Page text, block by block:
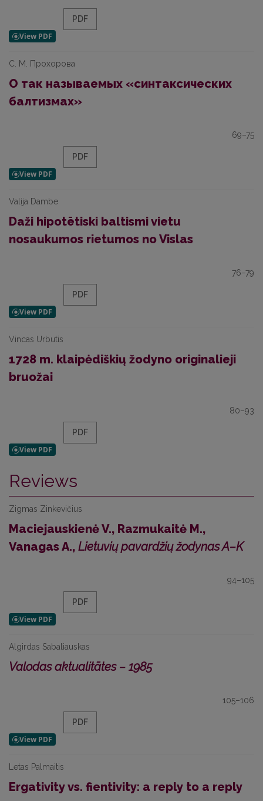
PDF
С. М. Прохорова
О так называемых «синтаксических
балтизмах»
69–75
PDF
Valija Dambe
Daži hipotētiski baltismi vietu
nosaukumos rietumos no Vislas
76–79
PDF
Vincas Urbutis
1728 m. klaipėdiškių žodyno originalieji
bruožai
80–93
PDF
Reviews
Zigmas Zinkevičius
Maciejauskienė V., Razmukaitė M.,
Vanagas A., Lietuvių pavardžių žodynas A–K
94–105
PDF
Algirdas Sabaliauskas
Valodas aktualitātes – 1985
105–106
PDF
Letas Palmaitis
Ergativity vs. fientivity: a reply to a reply